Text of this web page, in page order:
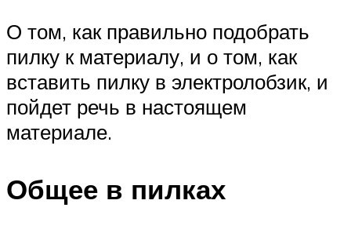
О том, как правильно подобрать
пилку к материалу, и о том, как
вставить пилку в электролобзик, и
пойдет речь в настоящем
материале.
Общее в пилках